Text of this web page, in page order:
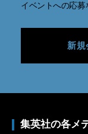
イベントへの応
新
集英社の各メ